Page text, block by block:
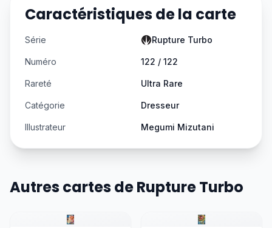
Caractéristiques de la carte
Série Rupture Turbo
Numéro 122 / 122
Rareté Ultra Rare
Catégorie Dresseur
Illustrateur Megumi Mizutani
Autres cartes de Rupture Turbo